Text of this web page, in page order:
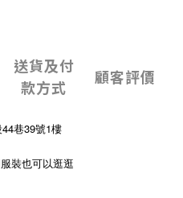
送貨及付
款方式
顧客評價
巷39號1樓
裝也可以逛逛